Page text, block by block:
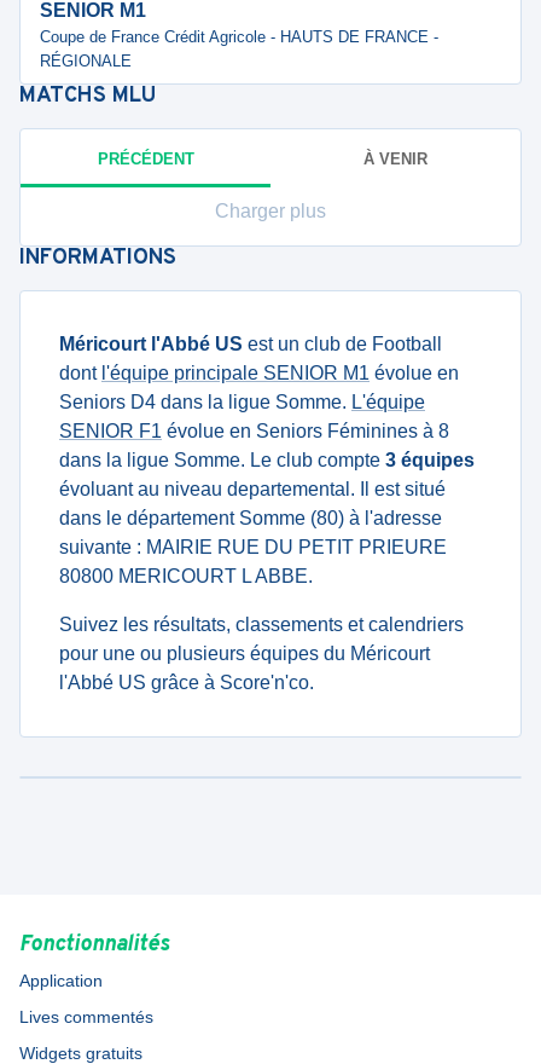
SENIOR M1
Coupe de France Crédit Agricole - HAUTS DE FRANCE -
RÉGIONALE
MATCHS MLU
PRÉCÉDENT À VENIR
Charger plus
INFORMATIONS
Méricourt l'Abbé US est un club de Football
dont l'équipe principale SENIOR M1 évolue en
Seniors D4 dans la ligue Somme. L'équipe
SENIOR F1 évolue en Seniors Féminines à 8
dans la ligue Somme. Le club compte 3 équipes
évoluant au niveau departemental. Il est situé
dans le département Somme (80) à l'adresse
suivante : MAIRIE RUE DU PETIT PRIEURE
80800 MERICOURT L ABBE.
Suivez les résultats, classements et calendriers
pour une ou plusieurs équipes du Méricourt
l'Abbé US grâce à Score'n'co.
Fonctionnalités
Application
Lives commentés
Widgets gratuits